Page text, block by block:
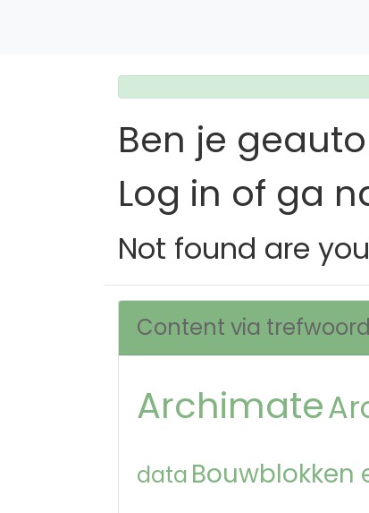
Ben je
Log in of ga
Not found are
Content via trefwoord
Archimate
data Bouwblokken